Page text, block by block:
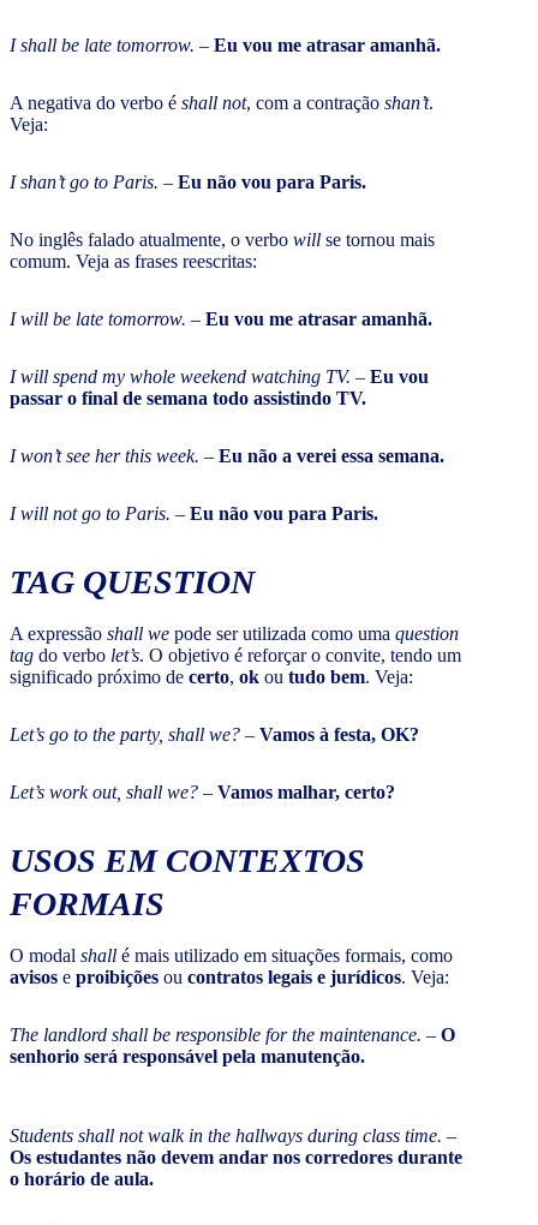
I shall be late tomorrow. – Eu vou me atrasar amanhã.
A negativa do verbo é shall not, com a contração shan’t.
Veja:
I shan’t go to Paris. – Eu não vou para Paris.
No inglês falado atualmente, o verbo will se tornou mais
comum. Veja as frases reescritas:
I will be late tomorrow. – Eu vou me atrasar amanhã.
I will spend my whole weekend watching TV. – Eu vou
passar o final de semana todo assistindo TV.
I won’t see her this week. – Eu não a verei essa semana.
I will not go to Paris. – Eu não vou para Paris.
TAG QUESTION
A expressão shall we pode ser utilizada como uma question
tag do verbo let’s. O objetivo é reforçar o convite, tendo um
significado próximo de certo, ok ou tudo bem. Veja:
Let’s go to the party, shall we? – Vamos à festa, OK?
Let’s work out, shall we? – Vamos malhar, certo?
USOS EM CONTEXTOS
FORMAIS
O modal shall é mais utilizado em situações formais, como
avisos e proibições ou contratos legais e jurídicos. Veja:
The landlord shall be responsible for the maintenance. – O
senhorio será responsável pela manutenção.
Students shall not walk in the hallways during class time. –
Os estudantes não devem andar nos corredores durante
o horário de aula.